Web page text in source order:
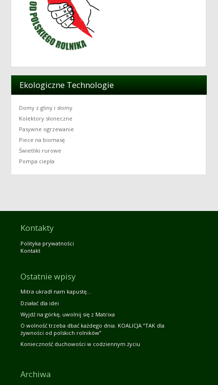
Ekologiczne Technologie
Domy z gliny i słomy
Kolektory słoneczne
Pasywne ogrzewanie
Piece na biomasę
Świetliki rurowe
Pompa ciepła
Kontakty
Polityka prywatności
Kontakt
Ostatnie wpisy
Mitra ukradł nam kapustę…
Działać dla idei
Wyjdź na górkę, uwolnij się z Matrixa
O wolność trzeba dbać każdego dnia. KOALICJA “TAK dla
żywności od polskich rolników”
Konieczność duchowości w codziennym życiu
Archiwa